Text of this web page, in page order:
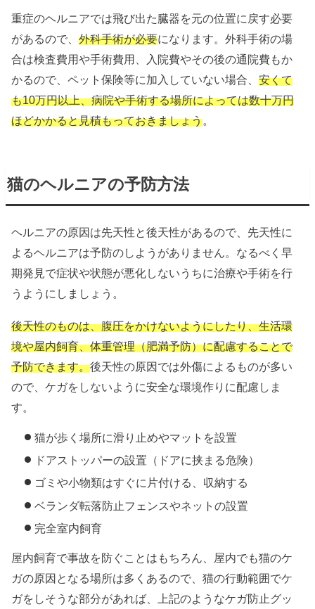
重症のヘルニアでは飛び出た臓器を元の位置に戻す必要
があるので、外科手術が必要になります。外科手術の場
合は検査費用や手術費用、入院費やその後の通院費もか
かるので、ペット保険等に加入していない場合、安くて
も10万円以上、病院や手術する場所によっては数十万円
ほどかかると見積もっておきましょう。
猫のヘルニアの予防方法
ヘルニアの原因は先天性と後天性があるので、先天性に
よるヘルニアは予防のしようがありません。なるべく早
期発見で症状や状態が悪化しないうちに治療や手術を行
うようにしましょう。
後天性のものは、腹圧をかけないようにしたり、生活環
境や屋内飼育、体重管理（肥満予防）に配慮することで
予防できます。後天性の原因では外傷によるものが多い
ので、ケガをしないように安全な環境作りに配慮しま
す。
猫が歩く場所に滑り止めやマットを設置
ドアストッパーの設置（ドアに挟まる危険）
ゴミや小物類はすぐに片付ける、収納する
ベランダ転落防止フェンスやネットの設置
完全室内飼育
屋内飼育で事故を防ぐことはもちろん、屋内でも猫のケ
ガの原因となる場所は多くあるので、猫の行動範囲でケ
ガをしそうな部分があれば、上記のようなケガ防止グッ